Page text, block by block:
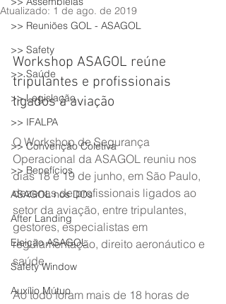
>> Reuniões GOL - ASAGOL
>> Safety
>> Saúde
>> Legislação
>> IFALPA
>> Convenção Coletiva
>> Benefícios
ASAGOL nos DOs
After Landing
Eleição ASAGOL
Safety Window
Auxílio Mútuo
Atualizado: 1 de ago. de 2019
Workshop ASAGOL reúne
tripulantes e profissionais
ligados à aviação
O Workshop de Segurança
Operacional da ASAGOL reuniu nos
dias 18 e 19 de junho, em São Paulo,
dezenas de profissionais ligados ao
setor da aviação, entre tripulantes,
gestores, especialistas em
regulamentação, direito aeronáutico e
saúde.
Ao todo foram mais de 18 horas de